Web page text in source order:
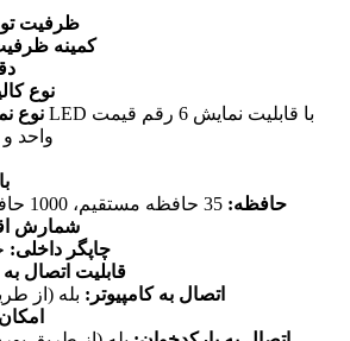
ظرفیت
کمینه
نوع
نوع
واحد و 7 رقم قیمت کل
حافظه:
شمارش
چاپگر داخلی:
قابلیت اتصال
اتصال به کامپیوتر: بله (از